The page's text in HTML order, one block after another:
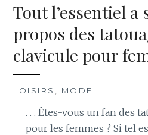
Tout l’essentiel a
propos des
clavicule pour
LOISIRS MODE
. . . Êtes-vous un fan des
pour les femmes ? Si tel